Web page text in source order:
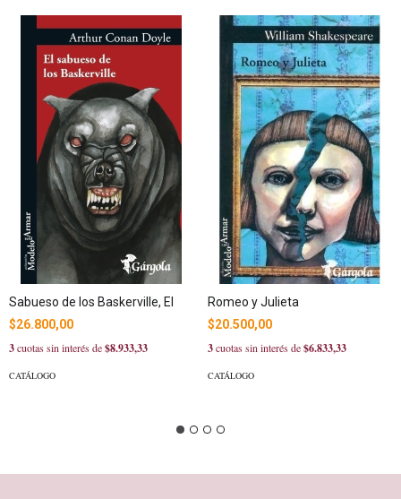
Sabueso de los Baskerville, El
$26.800,00
3cuotas sin interés de$8.933,33
CATÁLOGO
Romeo y Julieta
$20.500,00
3cuotas sin interés de$6.833,33
CATÁLOGO